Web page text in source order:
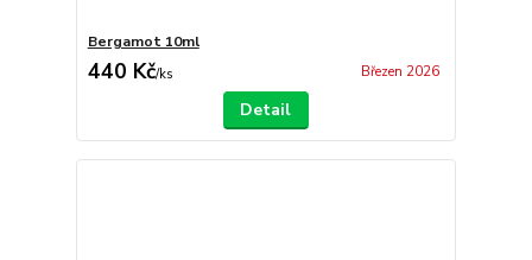
Bergamot 10ml
440 Kč/ks Březen 2026
Detail